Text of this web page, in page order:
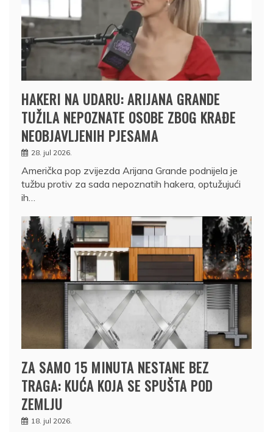
HAKERI NA UDARU: ARIJANA GRANDE
TUŽILA NEPOZNATE OSOBE ZBOG KRAĐE
NEOBJAVLJENIH PJESAMA
28. jul 2026.
Američka pop zvijezda Arijana Grande podnijela je
tužbu protiv za sada nepoznatih hakera, optužujući
ih…
ZA SAMO 15 MINUTA NESTANE BEZ
TRAGA: KUĆA KOJA SE SPUŠTA POD
ZEMLJU
18. jul 2026.